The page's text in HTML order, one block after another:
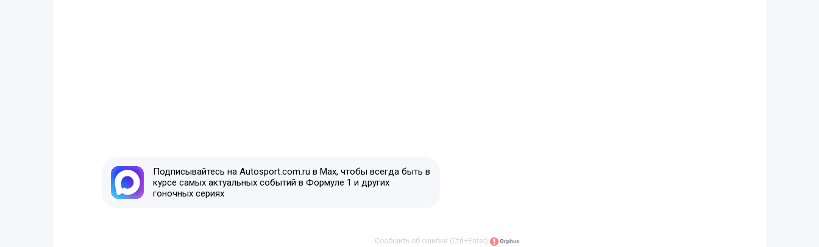
Подписывайтесь на Autosport.com.ru в Max, чтобы всегда быть в
курсе самых актуальных событий в Формуле 1 и других
гоночных сериях
Сообщить об ошибке (Ctrl+Enter)